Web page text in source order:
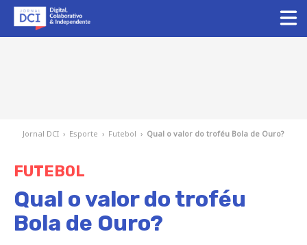
Jornal DCI › Esporte › Futebol › Qual o valor do troféu Bola de Ouro?
FUTEBOL
Qual o valor do troféu
Bola de Ouro?